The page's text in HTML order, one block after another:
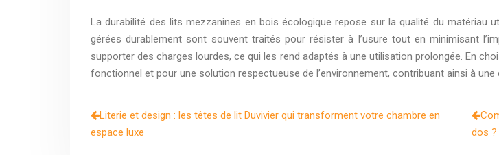
La durabilité des lits mezzanines en bois écologique repose sur la qualité du
gérées durablement sont souvent traités pour résister à l’usure tout en minimisant
supporter des charges lourdes, ce qui les rend adaptés à une utilisation prolongée. En
fonctionnel et pour une solution respectueuse de l’environnement, contribuant ainsi à
Literie et design : les têtes de lit Duvivier qui transforment votre chambre en
espace luxe
dos ?